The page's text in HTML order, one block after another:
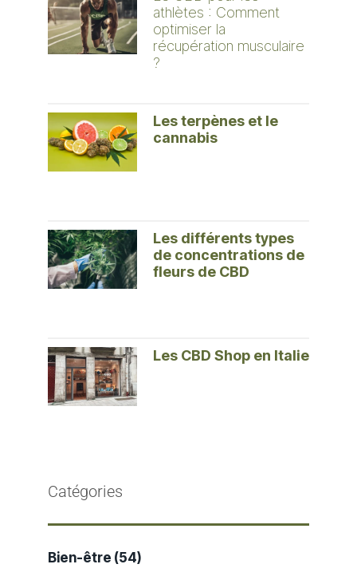
athlètes : Comment
optimiser la
récupération musculaire
?
Les terpènes et le
cannabis
Les différents types
de concentrations de
fleurs de CBD
Les CBD Shop en Italie
Catégories
Bien-être (54)